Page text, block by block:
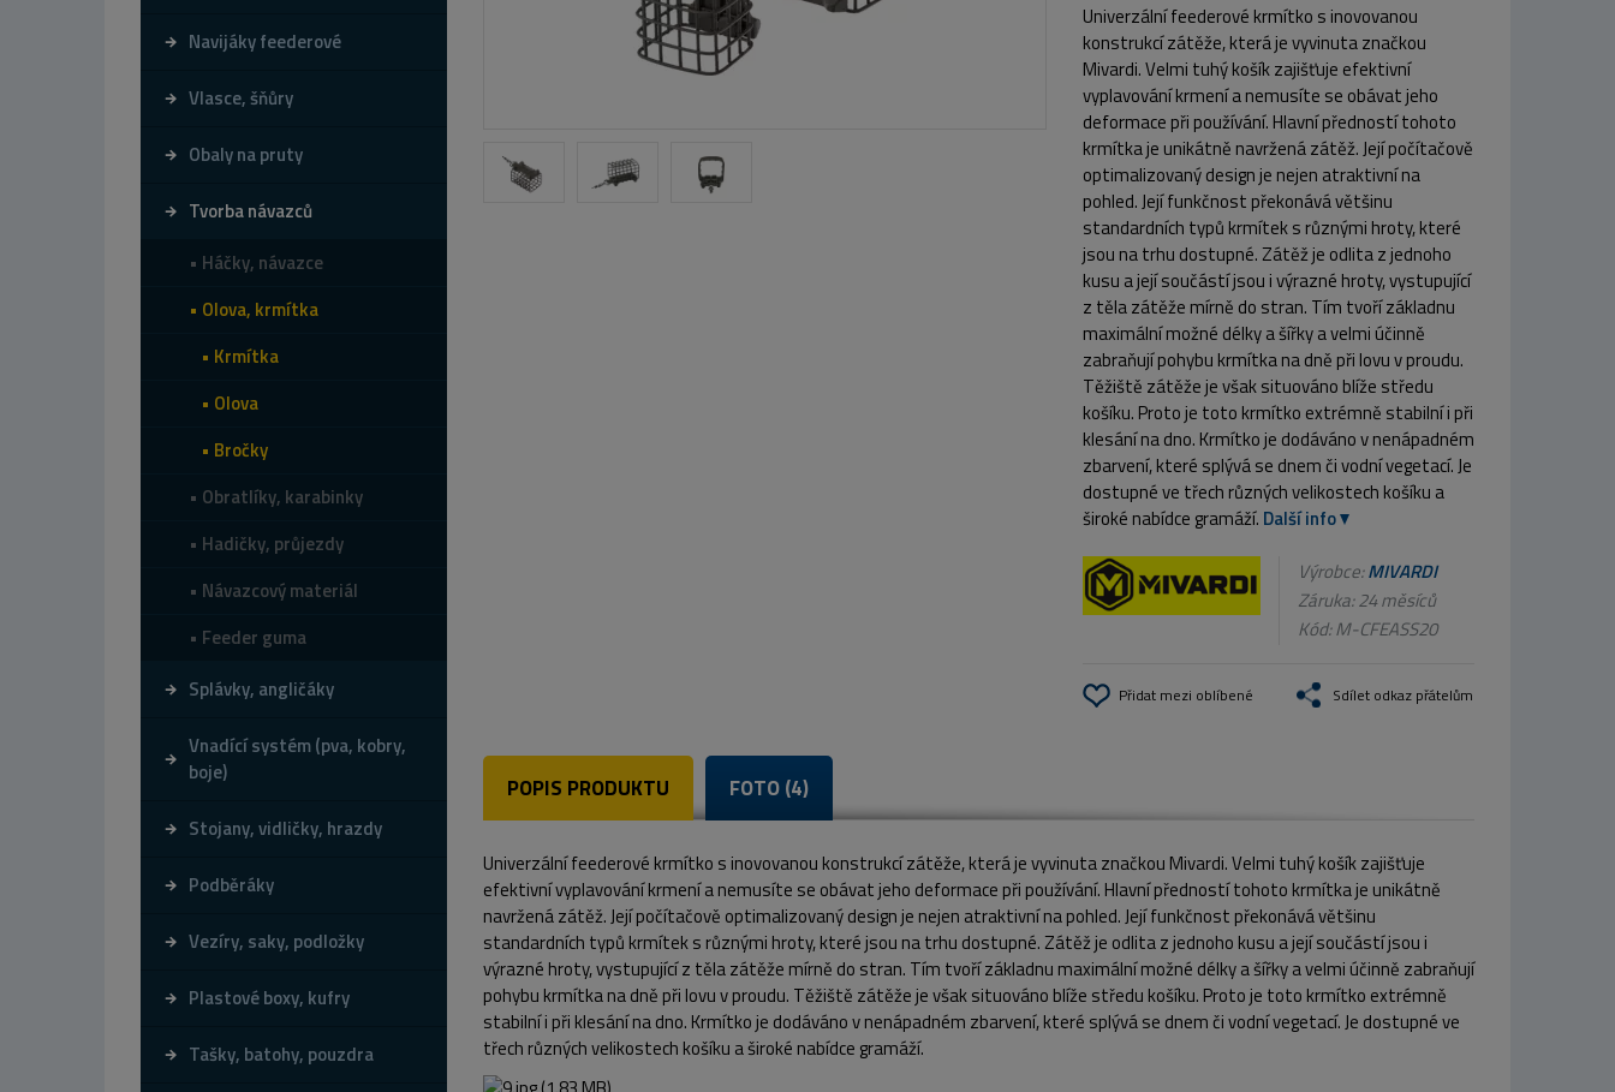
Navijáky feederové
Vlasce, šňůry
Obaly na pruty
Tvorba návazců
Háčky, návazce
Olova, krmítka
Krmítka
Olova
Bročky
Obratlíky, karabinky
Hadičky, průjezdy
Návazcový materiál
Feeder guma
Splávky, angličáky
Vnadící systém (pva, kobry,
boje)
Stojany, vidličky, hrazdy
Podběráky
Vezíry, saky, podložky
Plastové boxy, kufry
Tašky, batohy, pouzdra
Univerzální feederové krmítko s inovovanou
konstrukcí zátěže, která je vyvinuta značkou
Mivardi. Velmi tuhý košík zajišťuje efektivní
vyplavování krmení a nemusíte se obávat jeho
deformace při používání. Hlavní předností tohoto
krmítka je unikátně navržená zátěž. Její počítačově
optimalizovaný design je nejen atraktivní na
pohled. Její funkčnost překonává většinu
standardních typů krmítek s různými hroty, které
jsou na trhu dostupné. Zátěž je odlita z jednoho
kusu a její součástí jsou i výrazné hroty, vystupující
z těla zátěže mírně do stran. Tím tvoří základnu
maximální možné délky a šířky a velmi účinně
zabraňují pohybu krmítka na dně při lovu v proudu.
Těžiště zátěže je však situováno blíže středu
košíku. Proto je toto krmítko extrémně stabilní i při
klesání na dno. Krmítko je dodáváno v nenápadném
zbarvení, které splývá se dnem či vodní vegetací. Je
dostupné ve třech různých velikostech košíku a
široké nabídce gramáží. Další info
Výrobce:MIVARDI
Záruka: 24 měsíců
Kód:M-CFEASS20
Přidat mezi oblíbené Sdílet odkaz přátelům
POPIS PRODUKTU FOTO (4)
Univerzální feederové krmítko s inovovanou konstrukcí zátěže, která je vyvinuta značkou Mivardi. Velmi tuhý košík zajišťuje
efektivní vyplavování krmení a nemusíte se obávat jeho deformace při používání. Hlavní předností tohoto krmítka je unikátně
navržená zátěž. Její počítačově optimalizovaný design je nejen atraktivní na pohled. Její funkčnost překonává většinu
standardních typů krmítek s různými hroty, které jsou na trhu dostupné. Zátěž je odlita z jednoho kusu a její součástí jsou i
výrazné hroty, vystupující z těla zátěže mírně do stran. Tím tvoří základnu maximální možné délky a šířky a velmi účinně zabraňují
pohybu krmítka na dně při lovu v proudu. Těžiště zátěže je však situováno blíže středu košíku. Proto je toto krmítko extrémně
stabilní i při klesání na dno. Krmítko je dodáváno v nenápadném zbarvení, které splývá se dnem či vodní vegetací. Je dostupné ve
třech různých velikostech košíku a široké nabídce gramáží.